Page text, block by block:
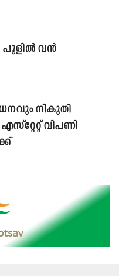
പൂളിൽ വൻ
നികുതി
വിപണി